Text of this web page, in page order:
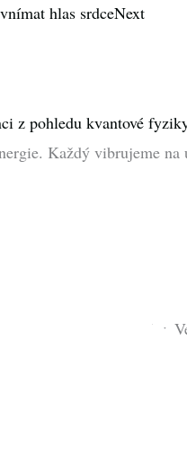
hlas srdceNext
z pohledu kvantové
Každý vibrujeme
týdny, měsíce i